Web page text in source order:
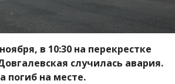
в 10:30 на перекрестке
случилась авария.
погиб на месте.